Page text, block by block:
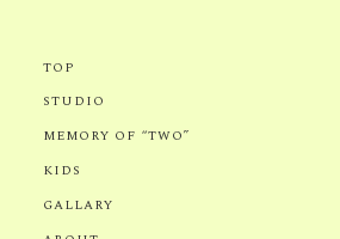
TOP
STUDIO
MEMORY OF “TWO”
KIDS
GALLARY